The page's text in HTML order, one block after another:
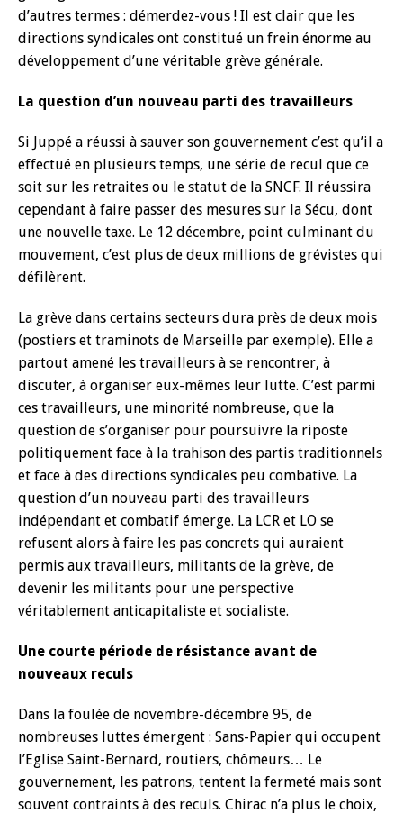
d’autres termes : démerdez-vous ! Il est clair que les
directions syndicales ont constitué un frein énorme au
développement d’une véritable grève générale.
La question d’un nouveau parti des travailleurs
Si Juppé a réussi à sauver son gouvernement c’est qu’il a
effectué en plusieurs temps, une série de recul que ce
soit sur les retraites ou le statut de la SNCF. Il réussira
cependant à faire passer des mesures sur la Sécu, dont
une nouvelle taxe. Le 12 décembre, point culminant du
mouvement, c’est plus de deux millions de grévistes qui
défilèrent.
La grève dans certains secteurs dura près de deux mois
(postiers et traminots de Marseille par exemple). Elle a
partout amené les travailleurs à se rencontrer, à
discuter, à organiser eux-mêmes leur lutte. C’est parmi
ces travailleurs, une minorité nombreuse, que la
question de s’organiser pour poursuivre la riposte
politiquement face à la trahison des partis traditionnels
et face à des directions syndicales peu combative. La
question d’un nouveau parti des travailleurs
indépendant et combatif émerge. La LCR et LO se
refusent alors à faire les pas concrets qui auraient
permis aux travailleurs, militants de la grève, de
devenir les militants pour une perspective
véritablement anticapitaliste et socialiste.
Une courte période de résistance avant de
nouveaux reculs
Dans la foulée de novembre-décembre 95, de
nombreuses luttes émergent : Sans-Papier qui occupent
l’Eglise Saint-Bernard, routiers, chômeurs… Le
gouvernement, les patrons, tentent la fermeté mais sont
souvent contraints à des reculs. Chirac n’a plus le choix,